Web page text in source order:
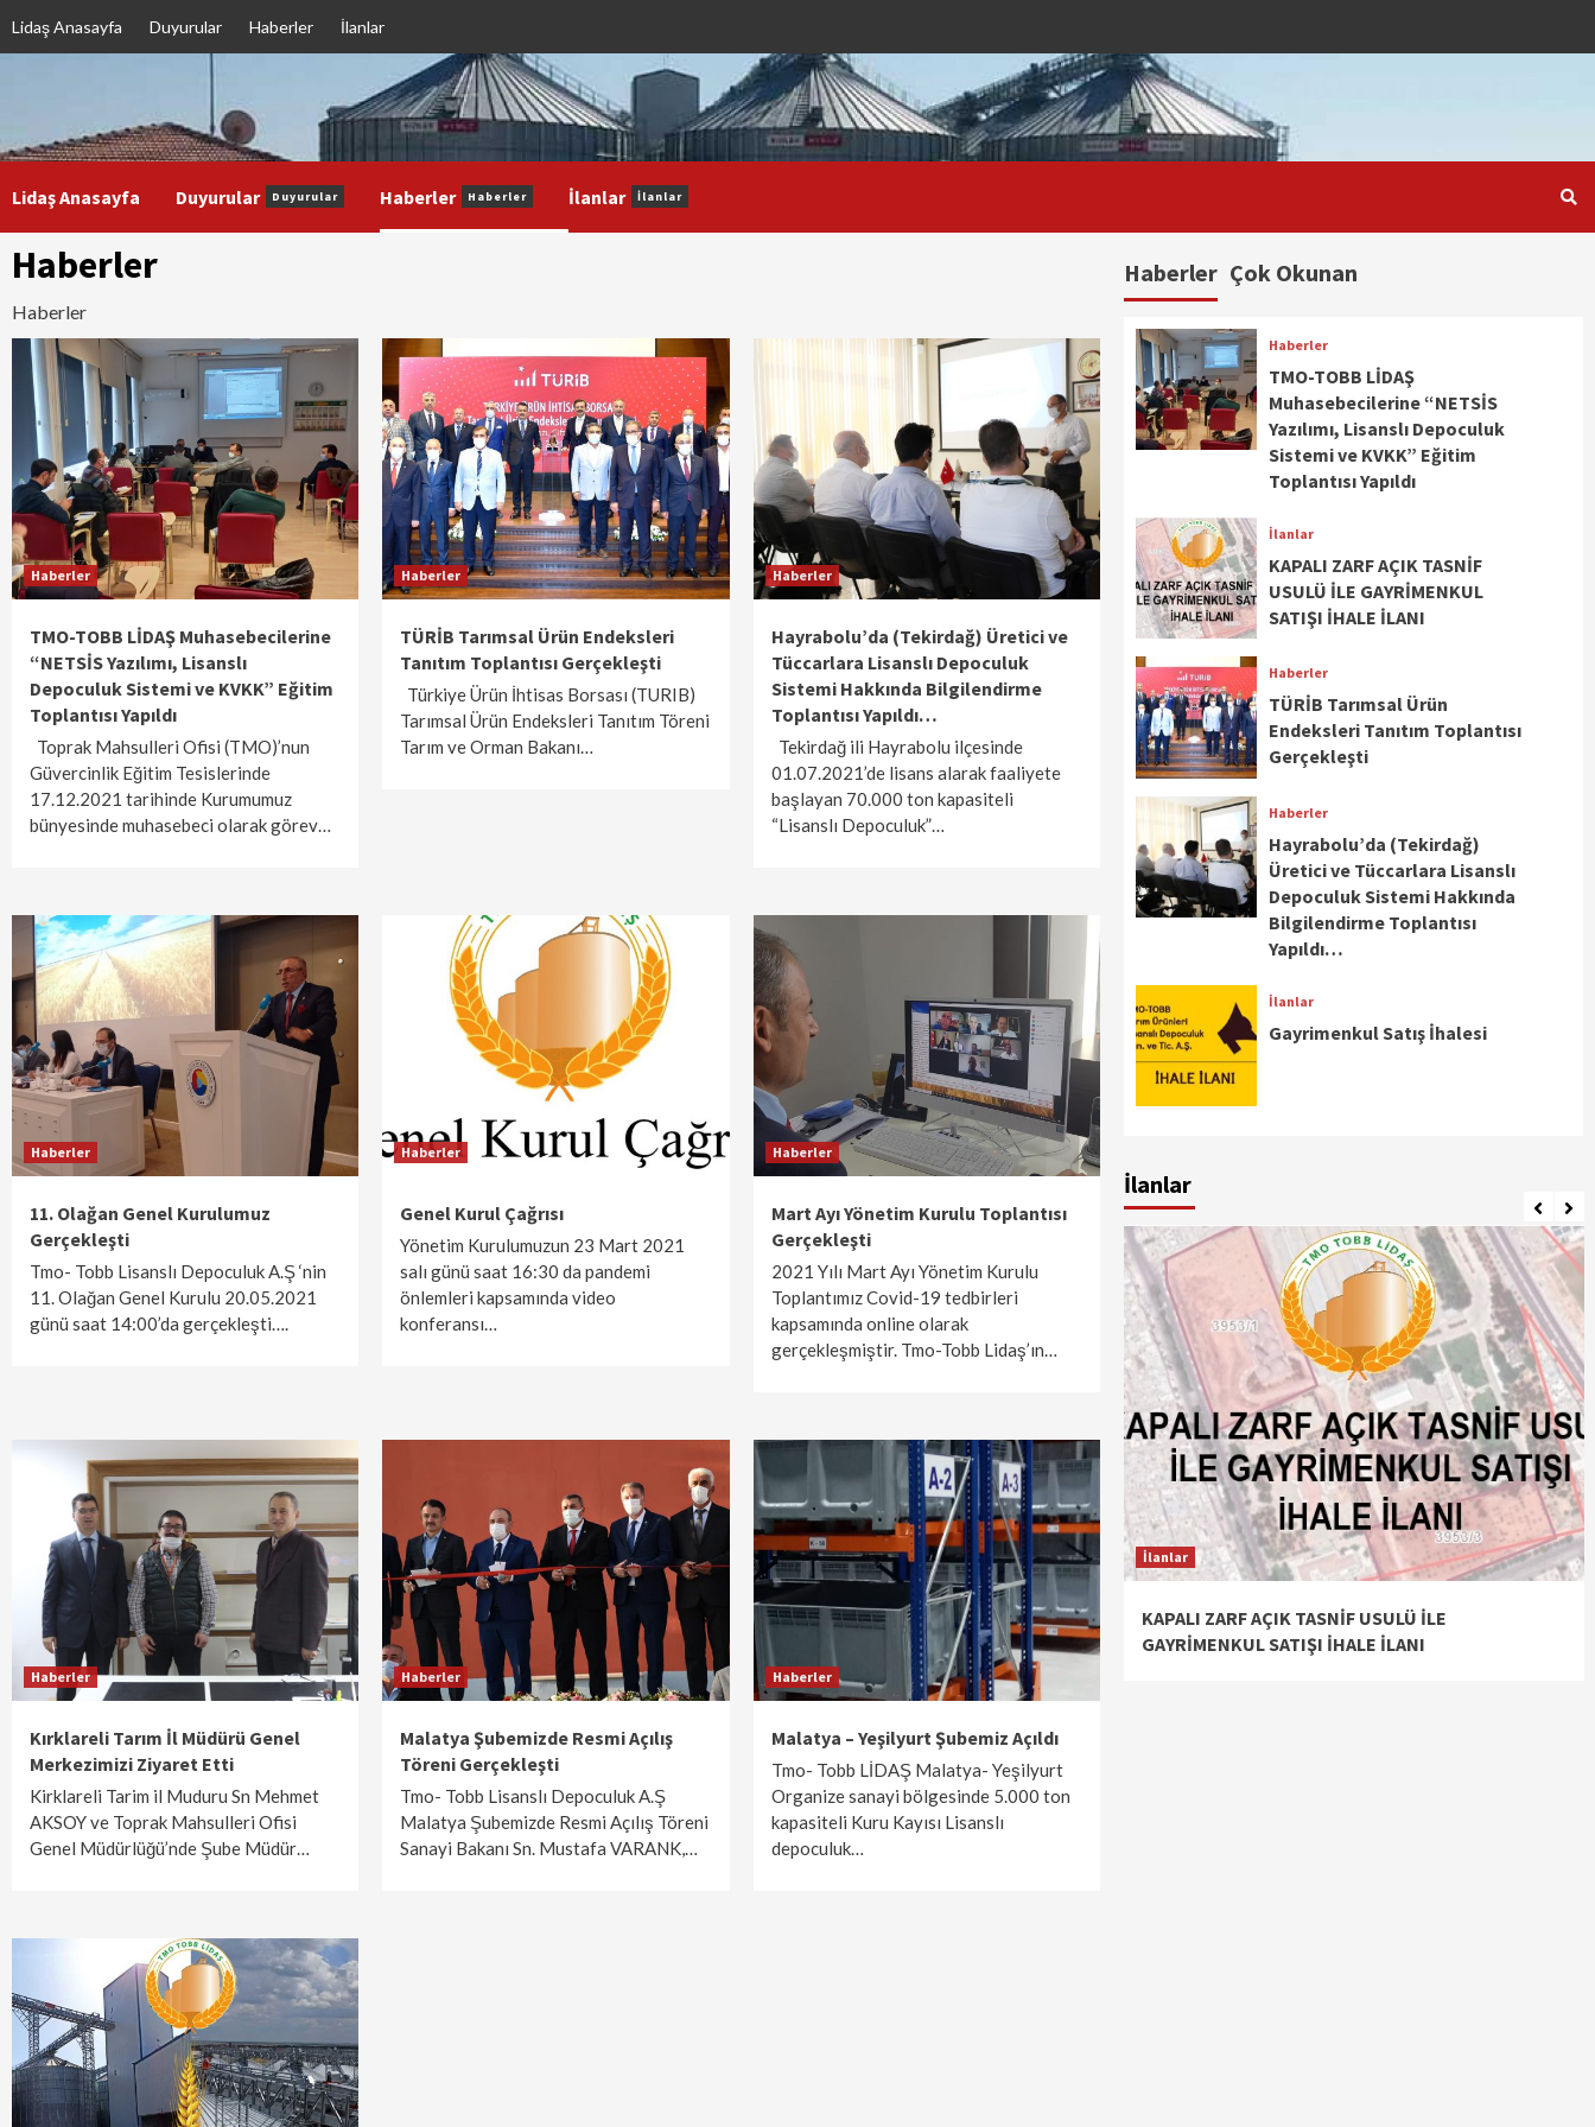
to
Lidaş Anasayfa Duyurular Haberler İlanlar
Lidaş Anasayfa Duyurular Duyurular Haberler Haberler İlanlar İlanlar
Haberler
Haberler
Haberler
TMO-TOBB LİDAŞ Muhasebecilerine
“NETSİS Yazılımı, Lisanslı
Depoculuk Sistemi ve KVKK” Eğitim
Toplantısı Yapıldı
Toprak Mahsulleri Ofisi (TMO)’nun
Güvercinlik Eğitim Tesislerinde
17.12.2021 tarihinde Kurumumuz
bünyesinde muhasebeci olarak görev…
Haberler
TÜRİB Tarımsal Ürün Endeksleri
Tanıtım Toplantısı Gerçekleşti
Türkiye Ürün İhtisas Borsası (TURIB)
Tarımsal Ürün Endeksleri Tanıtım Töreni
Tarım ve Orman Bakanı…
Haberler
Hayrabolu’da (Tekirdağ) Üretici ve
Tüccarlara Lisanslı Depoculuk
Sistemi Hakkında Bilgilendirme
Toplantısı Yapıldı…
Tekirdağ ili Hayrabolu ilçesinde
01.07.2021’de lisans alarak faaliyete
başlayan 70.000 ton kapasiteli
“Lisanslı Depoculuk”…
Haberler
11. Olağan Genel Kurulumuz
Gerçekleşti
Tmo- Tobb Lisanslı Depoculuk A.Ş ‘nin
11. Olağan Genel Kurulu 20.05.2021
günü saat 14:00’da gerçekleşti….
Haberler
Genel Kurul Çağrısı
Yönetim Kurulumuzun 23 Mart 2021
salı günü saat 16:30 da pandemi
önlemleri kapsamında video
konferansı…
Haberler
Mart Ayı Yönetim Kurulu Toplantısı
Gerçekleşti
2021 Yılı Mart Ayı Yönetim Kurulu
Toplantımız Covid-19 tedbirleri
kapsamında online olarak
gerçekleşmiştir. Tmo-Tobb Lidaş’ın…
Haberler
Kırklareli Tarım İl Müdürü Genel
Merkezimizi Ziyaret Etti
Kirklareli Tarim il Muduru Sn Mehmet
AKSOY ve Toprak Mahsulleri Ofisi
Genel Müdürlüğü’nde Şube Müdür…
Haberler
Malatya Şubemizde Resmi Açılış
Töreni Gerçekleşti
Tmo- Tobb Lisanslı Depoculuk A.Ş
Malatya Şubemizde Resmi Açılış Töreni
Sanayi Bakanı Sn. Mustafa VARANK,…
Haberler
Malatya – Yeşilyurt Şubemiz Açıldı
Tmo- Tobb LİDAŞ Malatya- Yeşilyurt
Organize sanayi bölgesinde 5.000 ton
kapasiteli Kuru Kayısı Lisanslı
depoculuk…
Haberler Çok Okunan
Haberler
TMO-TOBB LİDAŞ
Muhasebecilerine “NETSİS
Yazılımı, Lisanslı Depoculuk
Sistemi ve KVKK” Eğitim
Toplantısı Yapıldı
İlanlar
KAPALI ZARF AÇIK TASNİF
USULÜ İLE GAYRİMENKUL
SATIŞI İHALE İLANI
Haberler
TÜRİB Tarımsal Ürün
Endeksleri Tanıtım Toplantısı
Gerçekleşti
Haberler
Hayrabolu’da (Tekirdağ)
Üretici ve Tüccarlara Lisanslı
Depoculuk Sistemi Hakkında
Bilgilendirme Toplantısı
Yapıldı…
İlanlar
Gayrimenkul Satış İhalesi
İlanlar
İlanlar
Çorum Tesisi İhale Daveti
İlanlar
KAPALI ZARF AÇIK TASNİF USULÜ İLE
GAYRİMENKUL SATIŞI İHALE İLANI